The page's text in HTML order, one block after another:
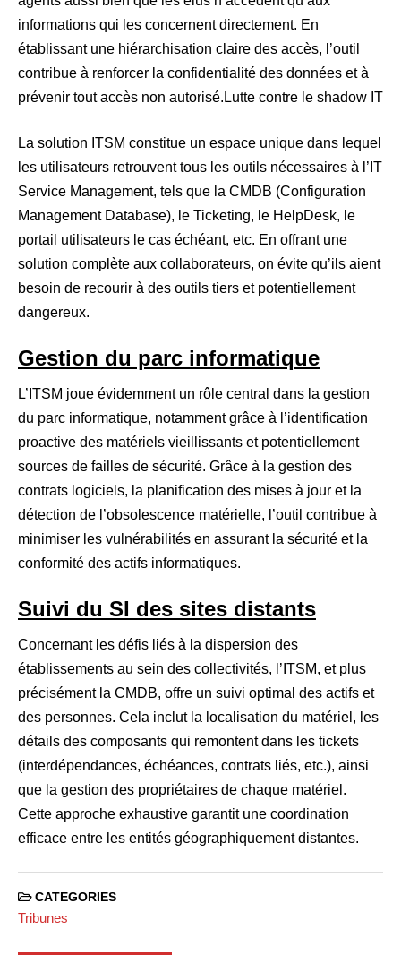
informations qui les concernent directement. En
établissant une hiérarchisation claire des accès, l’outil
contribue à renforcer la confidentialité des données et à
prévenir tout accès non autorisé.Lutte contre le shadow IT
La solution ITSM constitue un espace unique dans lequel
les utilisateurs retrouvent tous les outils nécessaires à l’IT
Service Management, tels que la CMDB (Configuration
Management Database), le Ticketing, le HelpDesk, le
portail utilisateurs le cas échéant, etc. En offrant une
solution complète aux collaborateurs, on évite qu’ils aient
besoin de recourir à des outils tiers et potentiellement
dangereux.
Gestion du parc informatique
L’ITSM joue évidemment un rôle central dans la gestion
du parc informatique, notamment grâce à l’identification
proactive des matériels vieillissants et potentiellement
sources de failles de sécurité. Grâce à la gestion des
contrats logiciels, la planification des mises à jour et la
détection de l’obsolescence matérielle, l’outil contribue à
minimiser les vulnérabilités en assurant la sécurité et la
conformité des actifs informatiques.
Suivi du SI des sites distants
Concernant les défis liés à la dispersion des
établissements au sein des collectivités, l’ITSM, et plus
précisément la CMDB, offre un suivi optimal des actifs et
des personnes. Cela inclut la localisation du matériel, les
détails des composants qui remontent dans les tickets
(interdépendances, échéances, contrats liés, etc.), ainsi
que la gestion des propriétaires de chaque matériel.
Cette approche exhaustive garantit une coordination
efficace entre les entités géographiquement distantes.
CATEGORIES
Tribunes